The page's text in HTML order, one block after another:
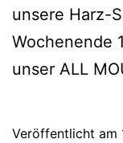
unsere Harz-
Wochenende
unser ALL
Veröffentlicht am